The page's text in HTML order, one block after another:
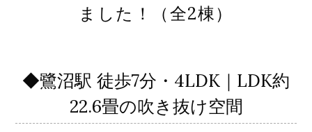
ました！（全2棟）
◆鷺沼駅 徒歩7分・4LDK｜LDK約
22.6畳の吹き抜け空間